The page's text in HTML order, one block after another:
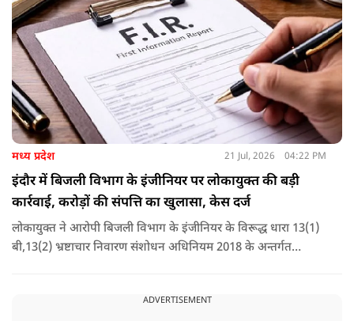
मध्य प्रदेश 21 Jul, 2026 04:22 PM
इंदौर में बिजली विभाग के इंजीनियर पर लोकायुक्त की बड़ी
कार्रवाई, करोड़ों की संपत्ति का खुलासा, केस दर्ज
लोकायुक्त ने आरोपी बिजली विभाग के इंजीनियर के विरूद्ध धारा 13(1)
बी,13(2) भ्रष्टाचार निवारण संशोधन अधिनियम 2018 के अन्तर्गत
ADVERTISEMENT